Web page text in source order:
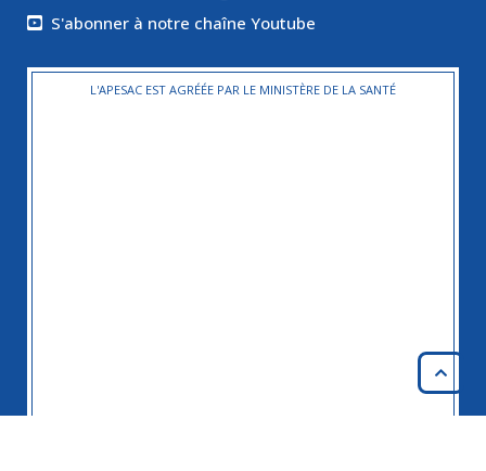
S'abonner à notre chaîne Youtube
L'APESAC EST AGRÉÉE PAR LE MINISTÈRE DE LA SANTÉ